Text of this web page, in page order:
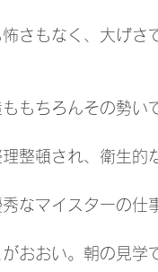
さもなく、大げ
もちろんその勢い
整頓され、衛生的
なマイスターの仕
おおい。朝の見学